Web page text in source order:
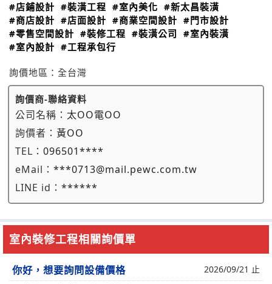
#店鋪設計 #裝潢工程 #室內美化 #新太昌裝潢
#商店設計 #店面設計 #商業空間設計 #門市設計
#零售空間設計 #裝修工程 #裝潢公司 #室內裝潢
#室內設計 #工程承包行
詢價地區： 全台灣
詢價商-聯絡資料
公司名稱： 太OO電OO
詢價者： 黃OO
TEL： 096501****
eMail： ***0713@mail.pewc.com.tw
LINE id： ******
室內裝修工程相關詢價單
你好，想要詢問設備價格 2026/09/21 止